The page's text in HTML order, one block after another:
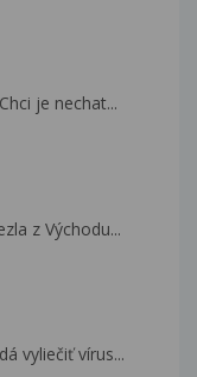
je nechat...
z Východu...
vyliečiť vírus...